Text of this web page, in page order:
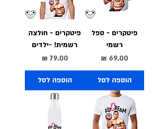
פיטקרים - ספל
רשמי
מחיר‏69.00 ‏₪
הוספה לסל
פיטקרים - חולצה
רשמית! -ילדים
מחיר‏79.00 ‏₪
הוספה לסל